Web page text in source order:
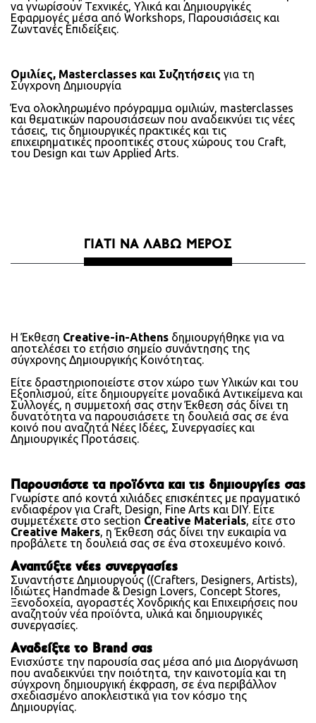
να γνωρίσουν Τεχνικές, Υλικά και Δημιουργικές
Εφαρμογές μέσα από Workshops, Παρουσιάσεις και
Ζωντανές Επιδείξεις.
Ομιλίες, Masterclasses και Συζητήσεις για τη
Σύγχρονη Δημιουργία
Ένα ολοκληρωμένο πρόγραμμα ομιλιών, masterclasses
και θεματικών παρουσιάσεων που αναδεικνύει τις νέες
τάσεις, τις δημιουργικές πρακτικές και τις
επιχειρηματικές προοπτικές στους χώρους του Craft,
του Design και των Applied Arts.
ΓΙΑΤΊ ΝΑ ΛΆΒΩ ΜΈΡΟΣ
Η Έκθεση Creative-in-Athens δημιουργήθηκε για να
αποτελέσει το ετήσιο σημείο συνάντησης της
σύγχρονης Δημιουργικής Κοινότητας.
Είτε δραστηριοποιείστε στον χώρο των Υλικών και του
Εξοπλισμού, είτε δημιουργείτε μοναδικά Αντικείμενα και
Συλλογές, η συμμετοχή σας στην Έκθεση σάς δίνει τη
δυνατότητα να παρουσιάσετε τη δουλειά σας σε ένα
κοινό που αναζητά Νέες Ιδέες, Συνεργασίες και
Δημιουργικές Προτάσεις.
Παρουσιάστε τα προϊόντα και τις δημιουργίες σας
Γνωρίστε από κοντά χιλιάδες επισκέπτες με πραγματικό
ενδιαφέρον για Craft, Design, Fine Arts και DIY. Είτε
συμμετέχετε στο section Creative Materials, είτε στο
Creative Makers, η Έκθεση σάς δίνει την ευκαιρία να
προβάλετε τη δουλειά σας σε ένα στοχευμένο κοινό.
Αναπτύξτε νέες συνεργασίες
Συναντήστε Δημιουργούς ((Crafters, Designers, Artists),
Ιδιώτες Handmade & Design Lovers, Concept Stores,
Ξενοδοχεία, αγοραστές Χονδρικής και Επιχειρήσεις που
αναζητούν νέα προϊόντα, υλικά και δημιουργικές
συνεργασίες.
Αναδείξτε το Brand σας
Ενισχύστε την παρουσία σας μέσα από μια Διοργάνωση
που αναδεικνύει την ποιότητα, την καινοτομία και τη
σύγχρονη δημιουργική έκφραση, σε ένα περιβάλλον
σχεδιασμένο αποκλειστικά για τον κόσμο της
Δημιουργίας.